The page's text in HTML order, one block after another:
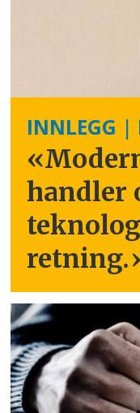
INNLEGG |
handler
retning.